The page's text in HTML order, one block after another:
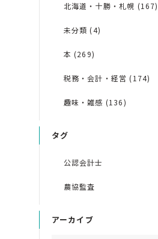
北海道・十勝・札幌 (167)
未分類 (4)
本 (269)
税務・会計・経営 (174)
趣味・雑感 (136)
タグ
公認会計士
農協監査
アーカイブ